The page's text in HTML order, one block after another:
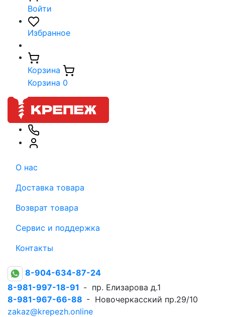
Войти
Избранное
Корзина
Корзина 0
О нас
Доставка товара
Возврат товара
Сервис и поддержка
Контакты
8-904-634-87-24
8-981-997-18-91 - пр. Елизарова д.1
8-981-967-66-88 - Новочеркасский пр.29/10
zakaz@krepezh.online